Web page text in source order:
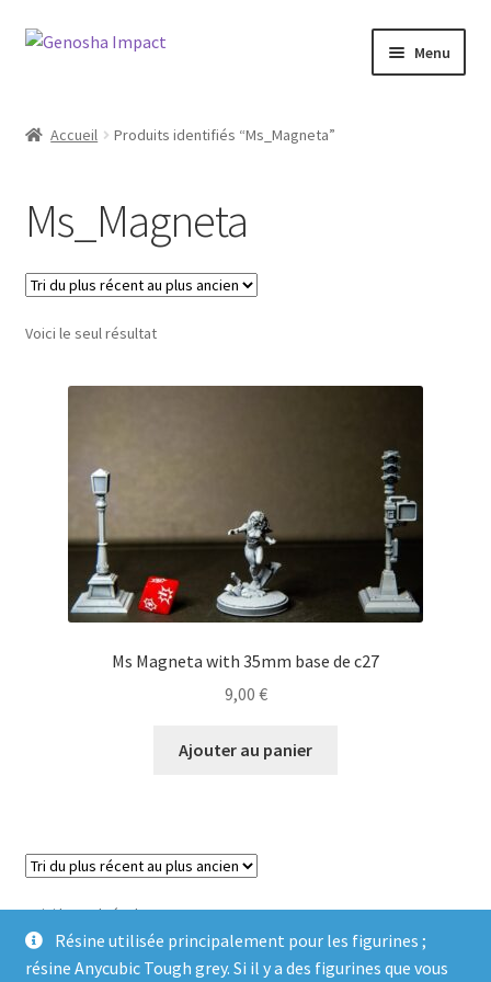
Résine utilisée principalement pour les figurines ;
résine Anycubic Tough grey. Si il y a des figurines que vous
Aller
navigation
Aller
Menu
Checkout
My account
Shop
Wishlist
Accueil Produits identifiés “Ms_Magneta”
Ms_Magneta
Voici le seul résultat
Ms Magneta with 35mm base de c27
9,00 €
Ajouter au panier
Voici le seul résultat